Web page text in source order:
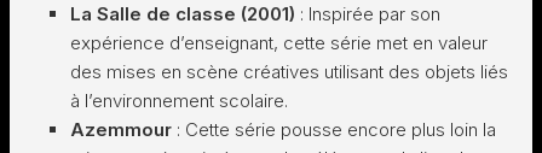
La Salle de classe (2001) : Inspirée par son
expérience d’enseignant, cette série met en valeur
des mises en scène créatives utilisant des objets liés
à l’environnement scolaire.
Azemmour : Cette série pousse encore plus loin la